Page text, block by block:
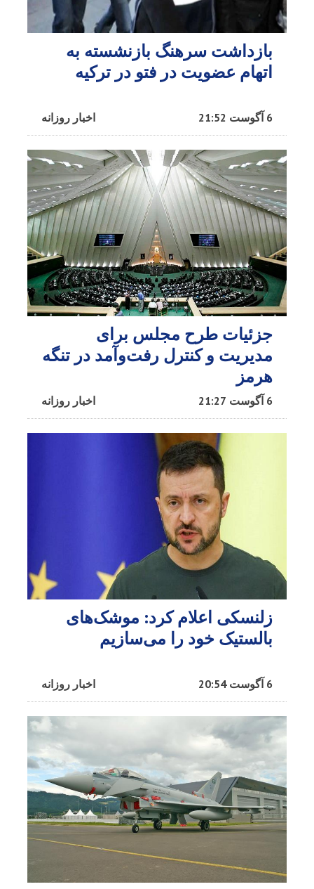
بازداشت سرهنگ بازنشسته به
اتهام عضویت در فتو در ترکیه
اخبار روزانه 6 آگوست 21:52
جزئیات طرح مجلس برای
مدیریت و کنترل رفت‌وآمد در تنگه
هرمز
اخبار روزانه 6 آگوست 21:27
زلنسکی اعلام کرد: موشک‌های
بالستیک خود را می‌سازیم
اخبار روزانه 6 آگوست 20:54